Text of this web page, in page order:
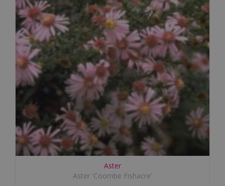
Aster
Aster 'Coombe Fishacre'